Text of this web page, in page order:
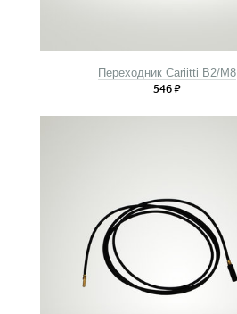
Переходник Cariitti B2/М8
546₽